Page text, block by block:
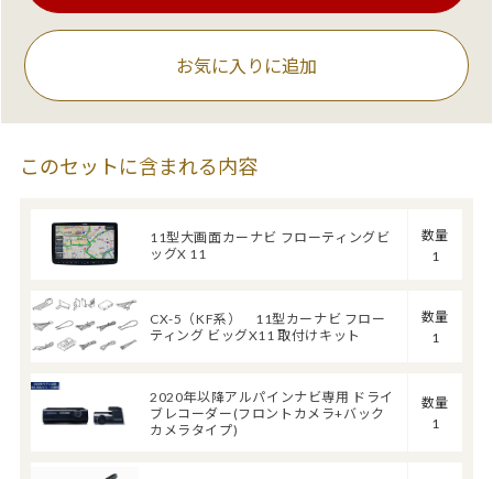
お気に入りに追加
このセットに含まれる内容
11型大画面カーナビ フローティングビ
ッグX 11
数量
1
CX-5（KF系） 11型カーナビ フロー
ティング ビッグX11 取付けキット
数量
1
2020年以降アルパインナビ専用 ドライ
ブレコーダー(フロントカメラ+バック
カメラタイプ)
数量
1